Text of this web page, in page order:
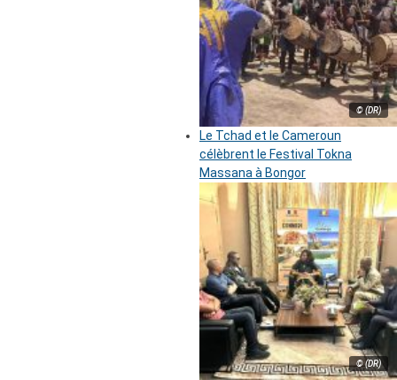
© (DR)
Le Tchad et le Cameroun
célèbrent le Festival Tokna
Massana à Bongor
© (DR)